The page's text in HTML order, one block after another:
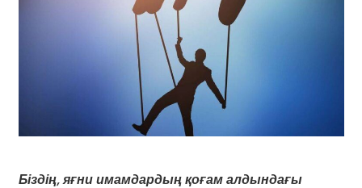
Біздің, яғни имамдардың қоғам алдындағы